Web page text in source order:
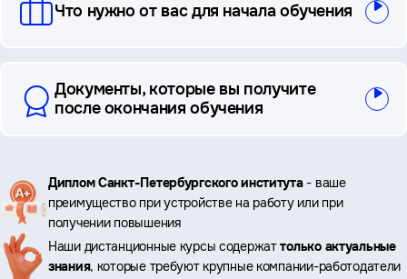
Что нужно от вас для начала обучения
Документы, которые вы получите
после окончания обучения
Ключевые
преимущества
Диплом Санкт-Петербургского института- ваше
преимущество при устройстве на работу или при
получении повышения
Наши дистанционные курсы содержаттолько актуальные
знания, которые требуют крупные компании-работодатели